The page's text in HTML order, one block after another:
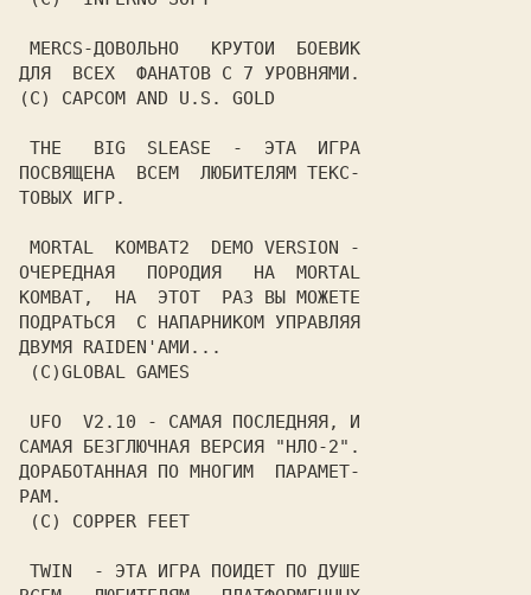
ДЛЯ  ВСЕХ  ФАНАТОВ С 7 УРОВНЯМИ.
(C) CAPCOM AND U.S. GOLD
ПОСВЯЩЕНА  ВСЕМ  ЛЮБИТЕЛЯМ ТЕКС-
ТОВЫХ ИГР.
ОЧЕРЕДНАЯ   ПОРОДИЯ   НА  MORTAL
KOMBAT,  НА  ЭТОТ  РАЗ ВЫ МОЖЕТЕ
ПОДРАТЬСЯ  С НАПАРНИКОМ УПРАВЛЯЯ
ДВУМЯ RAIDEN'АМИ...
САМАЯ БЕЗГЛЮЧНАЯ ВЕРСИЯ "НЛО-2".
ДОРАБОТАННАЯ ПО МНОГИМ  ПАРАМЕТ-
РАМ.